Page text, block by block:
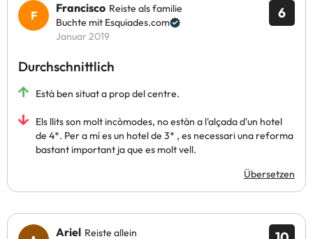
6
Francisco Reiste als familie
Buchte mit Esquiades.com
Januar 2019
Durchschnittlich
Està ben situat a prop del centre.
Els llits son molt incòmodes, no estàn a l'alçada d'un hotel
de 4*. Per a mí es un hotel de 3* , es necessari una reforma
bastant important ja que es molt vell.
Übersetzen
Ariel Reiste allein